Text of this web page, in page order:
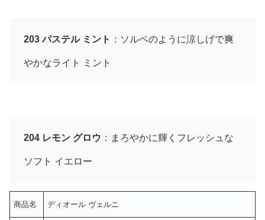
203 パステル ミント ：ソルベのように涼しげで爽
やかなライト ミント
204 レモン グロウ ：まろやかに輝くフレッシュな
ソフト イエロー
商品名 ディオール ヴェルニ